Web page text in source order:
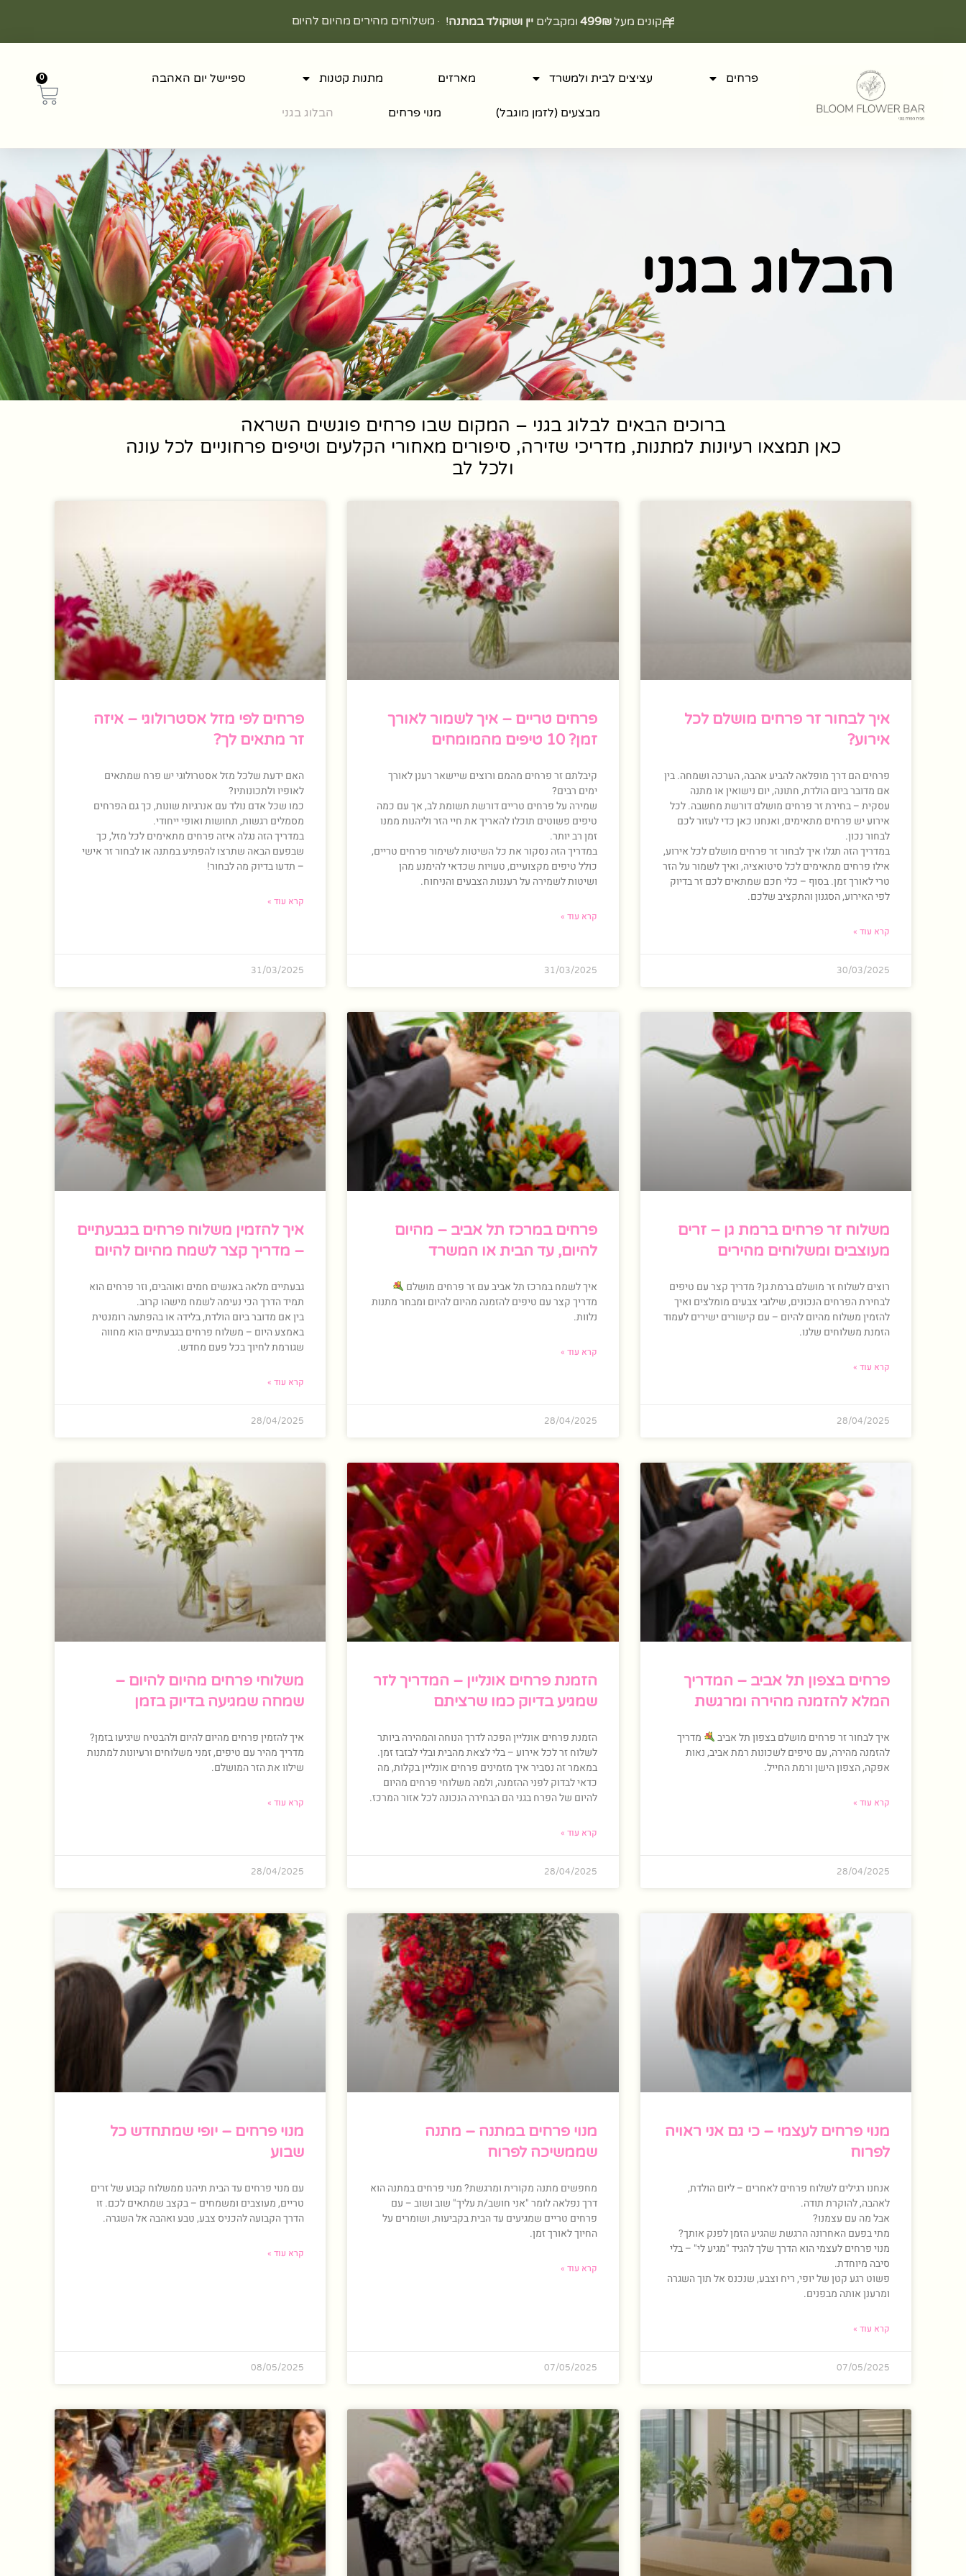
קונים מעל499₪ומקבלים יין ושוקולד במתנה! · משלוחים מהירים מהיום להיום
פרחים עציצים לבית ולמשרד מארזים מתנות קטנות ספיישל יום האהבה
מבצעים (לזמן מוגבל) מנוי פרחים הבלוג בגני
0
הבלוג בגני
ברוכים הבאים לבלוג בגני – המקום שבו פרחים פוגשים השראה
כאן תמצאו רעיונות למתנות, מדריכי שזירה, סיפורים מאחורי הקלעים וטיפים פרחוניים לכל עונה
ולכל לב
איך לבחור זר פרחים מושלם לכל
אירוע?
פרחים הם דרך מופלאה להביע אהבה, הערכה ושמחה. בין
אם מדובר ביום הולדת, חתונה, יום נישואין או מתנה
עסקית – בחירת זר פרחים מושלם דורשת מחשבה. לכל
אירוע יש פרחים מתאימים, ואנחנו כאן כדי לעזור לכם
לבחור נכון.
במדריך הזה תגלו איך לבחור זר פרחים מושלם לכל אירוע,
אילו פרחים מתאימים לכל סיטואציה, ואיך לשמור על הזר
טרי לאורך זמן. בסוף – כלי חכם שמתאים לכם זר בדיוק
לפי האירוע, הסגנון והתקציב שלכם.
קרא עוד »
30/03/2025
פרחים טריים – איך לשמור לאורך
זמן? 10 טיפים מהמומחים
קיבלתם זר פרחים מהמם ורוצים שיישאר רענן לאורך
ימים רבים?
שמירה על פרחים טריים דורשת תשומת לב, אך עם כמה
טיפים פשוטים תוכלו להאריך את חיי הזר וליהנות ממנו
זמן רב יותר.
במדריך הזה נסקור את כל השיטות לשימור פרחים טריים,
כולל טיפים מקצועיים, טעויות שכדאי להימנע מהן
ושיטות לשמירה על רעננות הצבעים והניחוח.
קרא עוד »
31/03/2025
פרחים לפי מזל אסטרולוגי – איזה
זר מתאים לך?
האם ידעת שלכל מזל אסטרולוגי יש פרח שמתאים
לאופיו ולתכונותיו?
כמו שכל אדם נולד עם אנרגיות שונות, כך גם הפרחים
מסמלים רגשות, תחושות ואופי ייחודי.
במדריך הזה נגלה איזה פרחים מתאימים לכל מזל, כך
שבפעם הבאה שתרצו להפתיע במתנה או לבחור זר אישי
– תדעו בדיוק מה לבחור!
קרא עוד »
31/03/2025
משלוח זר פרחים ברמת גן – זרים
מעוצבים ומשלוחים מהירים
רוצים לשלוח זר מושלם ברמת גן? מדריך קצר עם טיפים
לבחירת הפרחים הנכונים, שילובי צבעים מומלצים ואיך
להזמין משלוח מהיום להיום – עם קישורים ישירים לעמוד
הזמנת משלוחים שלנו.
קרא עוד »
28/04/2025
פרחים במרכז תל אביב – מהיום
להיום, עד הבית או המשרד
איך לשמח במרכז תל אביב עם זר פרחים מושלם
מדריך קצר עם טיפים להזמנה מהיום להיום ומבחר מתנות
נלוות.
קרא עוד »
28/04/2025
איך להזמין משלוח פרחים בגבעתיים
– מדריך קצר לשמח מהיום להיום
גבעתיים מלאה באנשים חמים ואוהבים, וזר פרחים הוא
תמיד הדרך הכי נעימה לשמח מישהו קרוב.
בין אם מדובר ביום הולדת, בלידה או בהפתעה רומנטית
באמצע היום – משלוח פרחים בגבעתיים הוא מחווה
שגורמת לחיוך בכל פעם מחדש.
קרא עוד »
28/04/2025
פרחים בצפון תל אביב – המדריך
המלא להזמנה מהירה ומרגשת
איך לבחור זר פרחים מושלם בצפון תל אביב
מדריך
להזמנה מהירה, עם טיפים לשכונות רמת אביב, נאות
אפקה, הצפון הישן ורמת החייל.
קרא עוד »
28/04/2025
הזמנת פרחים אונליין – המדריך לזר
שמגיע בדיוק כמו שרציתם
הזמנת פרחים אונליין הפכה לדרך הנוחה והמהירה ביותר
לשלוח זר לכל אירוע – בלי לצאת מהבית ובלי לבזבז זמן.
במאמר זה נסביר איך מזמינים פרחים אונליין בקלות, מה
כדאי לבדוק לפני ההזמנה, ולמה משלוחי פרחים מהיום
להיום של הפרח בגני הם הבחירה הנכונה לכל אזור המרכז.
קרא עוד »
28/04/2025
משלוחי פרחים מהיום להיום –
שמחה שמגיעה בדיוק בזמן
איך להזמין פרחים מהיום להיום ולהבטיח שיגיעו בזמן?
מדריך מהיר עם טיפים, זמני משלוחים ורעיונות למתנות
שילוו את הזר המושלם.
קרא עוד »
28/04/2025
מנוי פרחים לעצמי – כי גם אני ראויה
לפרוח
אנחנו רגילים לשלוח פרחים לאחרים – ליום הולדת,
לאהבה, להוקרת תודה.
אבל מה עם עצמנו?
מתי בפעם האחרונה הרגשת שהגיע הזמן לפנק אותך?
מנוי פרחים לעצמי הוא הדרך שלך להגיד "מגיע לי" – בלי
סיבה מיוחדת.
פשוט רגע קטן של יופי, ריח וצבע, שנכנס אל תוך השגרה
ומרענן אותה מבפנים.
קרא עוד »
07/05/2025
מנוי פרחים במתנה – מתנה
שממשיכה לפרוח
מחפשים מתנה מקורית ומרגשת? מנוי פרחים במתנה הוא
דרך נפלאה לומר "אני חושב/ת עליך" שוב ושוב – עם
פרחים טריים שמגיעים עד הבית בקביעות, ושומרים על
החיוך לאורך זמן.
קרא עוד »
07/05/2025
מנוי פרחים – יופי שמתחדש כל
שבוע
עם מנוי פרחים עד הבית תיהנו ממשלוח קבוע של זרים
טריים, מעוצבים ומשמחים – בקצב שמתאים לכם. זו
הדרך הקבועה להכניס צבע, טבע ואהבה אל השגרה.
קרא עוד »
08/05/2025